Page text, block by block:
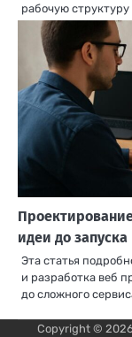
рабочую
идеи до запуска
Эта статья
и разработка веб
до сложного
Copyright ©